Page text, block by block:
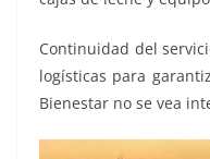
Continuidad del
logísticas para
Bienestar no se vea